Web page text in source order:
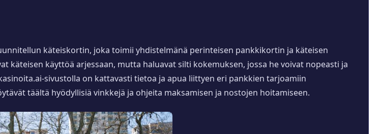
käteiskortin, joka toimii yhdistelmänä perinteisen pankkikortin ja käteisen
käteisen käyttöä arjessaan, mutta haluavat silti kokemuksen, jossa he voivat nopeasti ja
sivustolla on kattavasti tietoa ja apua liittyen eri pankkien tarjoamiin
täältä hyödyllisiä vinkkejä ja ohjeita maksamisen ja nostojen hoitamiseen.